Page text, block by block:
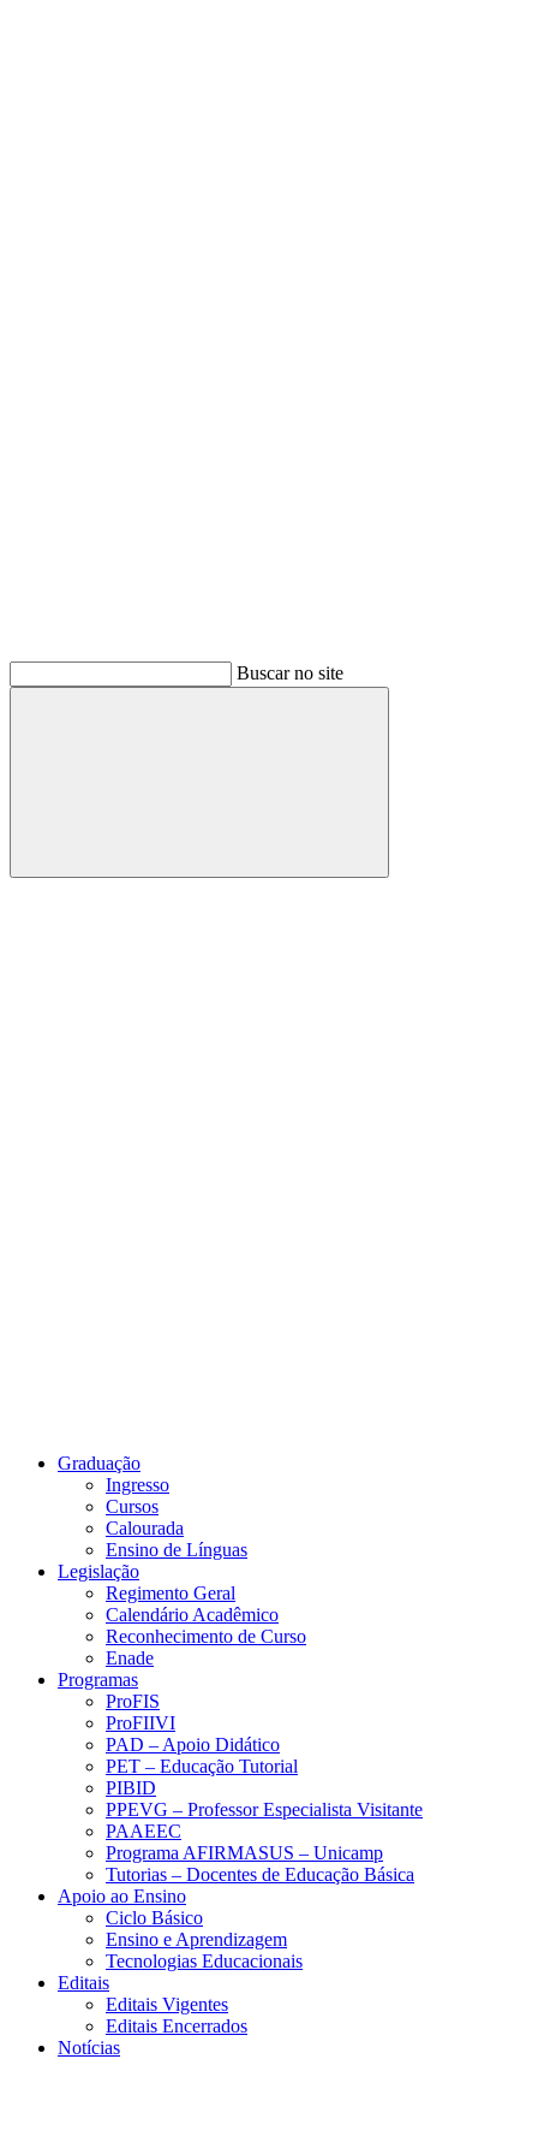
Buscar no site
Buscar
Graduação
Ingresso
Cursos
Calourada
Ensino de Línguas
Legislação
Regimento Geral
Calendário Acadêmico
Reconhecimento de Curso
Enade
Programas
ProFIS
ProFIIVI
PAD – Apoio Didático
PET – Educação Tutorial
PIBID
PPEVG – Professor Especialista Visitante
PAAEEC
Programa AFIRMASUS – Unicamp
Tutorias – Docentes de Educação Básica
Apoio ao Ensino
Ciclo Básico
Ensino e Aprendizagem
Tecnologias Educacionais
Editais
Editais Vigentes
Editais Encerrados
Notícias